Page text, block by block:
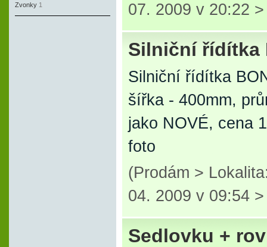
Zvonky 1
07. 2009 v 20:22
Silniční řídítka
Silniční řídítka
šířka - 400mm,
jako NOVÉ, cena
foto
(Prodám >
04. 2009 v 09:54
Sedlovku +